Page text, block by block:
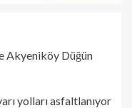
Akyeniköy Düğün
yolları asfaltlanıyor